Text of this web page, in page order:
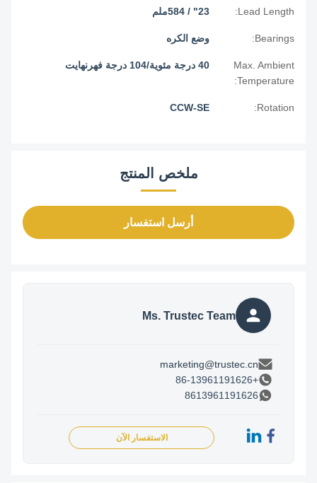
Lead Length:
Bearings: وضع الكره
Max. Ambient
Temperature:
Rotation:
CCW-SE
ملخص المنتج
أرسل استفسار
Ms. Trustec Team
marketing@trustec.cn
8613961191626
الاستفسار الآن